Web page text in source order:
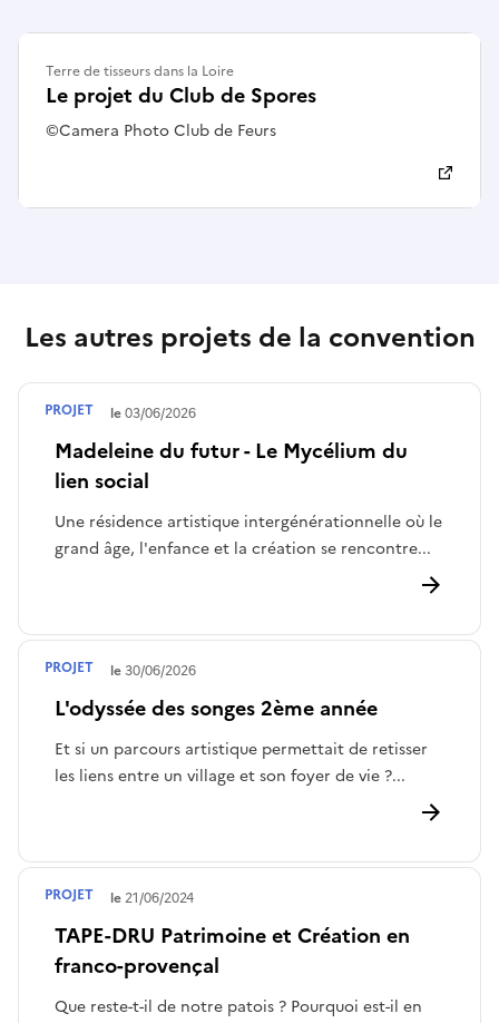
Le projet du Club de Spores
©Camera Photo Club de Feurs
Terre de tisseurs dans la Loire
Les autres projets de la convention
Madeleine du futur - Le Mycélium du
lien social
Une résidence artistique intergénérationnelle où le
grand âge, l'enfance et la création se rencontre...
Terminé le03/06/2026
PROJET
L'odyssée des songes 2ème année
Et si un parcours artistique permettait de retisser
les liens entre un village et son foyer de vie ?...
Terminé le30/06/2026
PROJET
TAPE-DRU Patrimoine et Création en
franco-provençal
Que reste-t-il de notre patois ? Pourquoi est-il en
Terminé le21/06/2024
PROJET